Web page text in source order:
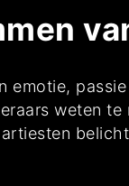
emotie,
weten